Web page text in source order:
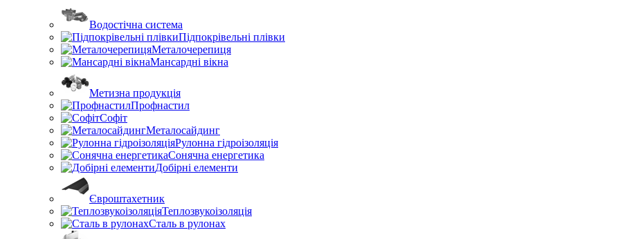
Водостічна система
Підпокрівельні плівки
Металочерепиця
Мансардні вікна
Метизна продукція
Профнастил
Софіт
Металосайдинг
Рулонна гідроізоляція
Сонячна енергетика
Добірні елементи
Євроштахетник
Теплозвукоізоляція
Сталь в рулонах